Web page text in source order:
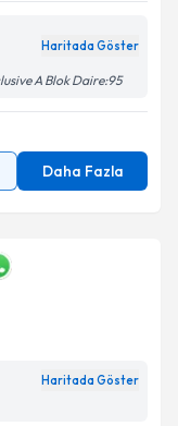
Haritada Göster
A Blok Daire:95
Daha Fazla
Haritada Göster